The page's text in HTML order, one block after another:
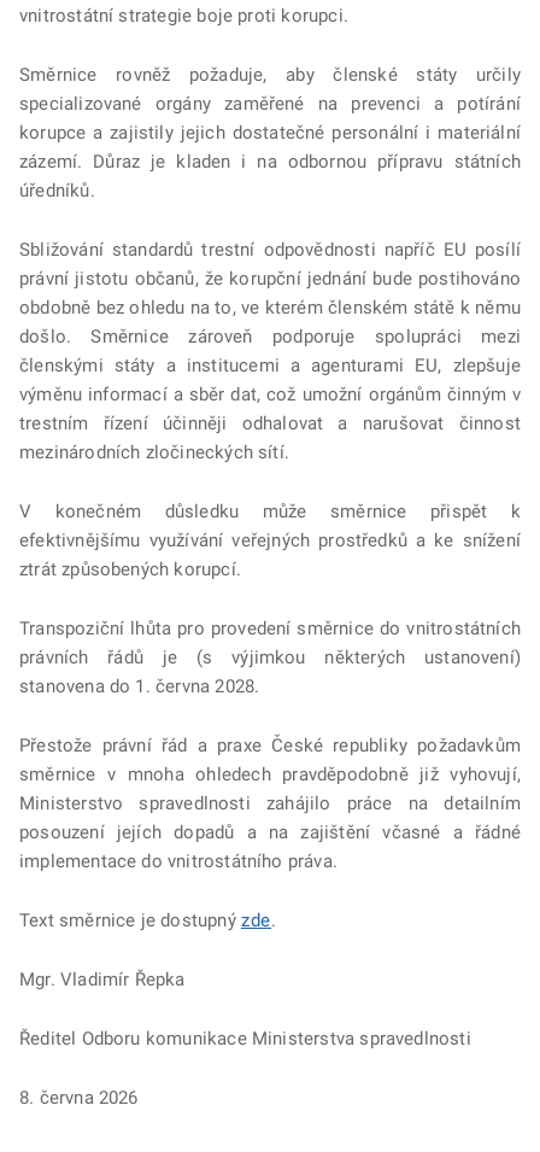
vnitrostátní strategie boje proti korupci.
Směrnice rovněž požaduje, aby členské státy určily
specializované orgány zaměřené na prevenci a potírání
korupce a zajistily jejich dostatečné personální i materiální
zázemí. Důraz je kladen i na odbornou přípravu státních
úředníků.
Sbližování standardů trestní odpovědnosti napříč EU posílí
právní jistotu občanů, že korupční jednání bude postihováno
obdobně bez ohledu na to, ve kterém členském státě k němu
došlo. Směrnice zároveň podporuje spolupráci mezi
členskými státy a institucemi a agenturami EU, zlepšuje
výměnu informací a sběr dat, což umožní orgánům činným v
trestním řízení účinněji odhalovat a narušovat činnost
mezinárodních zločineckých sítí.
V konečném důsledku může směrnice přispět k
efektivnějšímu využívání veřejných prostředků a ke snížení
ztrát způsobených korupcí.
Transpoziční lhůta pro provedení směrnice do vnitrostátních
právních řádů je (s výjimkou některých ustanovení)
stanovena do 1. června 2028.
Přestože právní řád a praxe České republiky požadavkům
směrnice v mnoha ohledech pravděpodobně již vyhovují,
Ministerstvo spravedlnosti zahájilo práce na detailním
posouzení jejích dopadů a na zajištění včasné a řádné
implementace do vnitrostátního práva.
Text směrnice je dostupný zde.
Mgr. Vladimír Řepka
Ředitel Odboru komunikace Ministerstva spravedlnosti
8. června 2026